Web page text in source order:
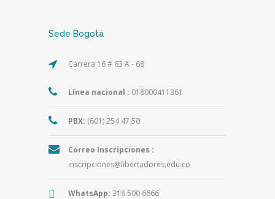
Sede Bogotá
Carrera 16 # 63 A - 68
Línea nacional : 018000411361
PBX: (601) 254 47 50
Correo Inscripciones :
inscripciones@libertadores.edu.co
WhatsApp: 318 500 6666